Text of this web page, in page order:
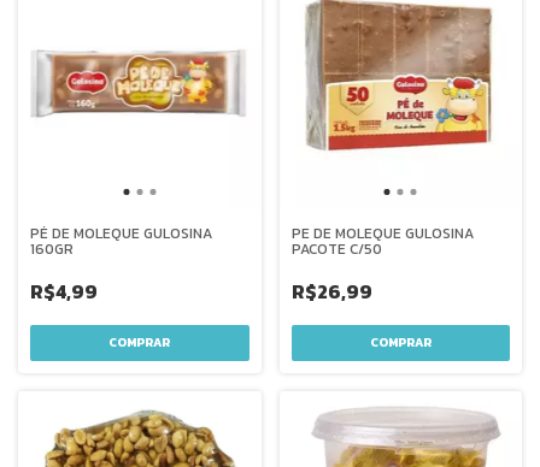
PÉ DE MOLEQUE GULOSINA
160GR
R$4,99
PE DE MOLEQUE GULOSINA
PACOTE C/50
R$26,99